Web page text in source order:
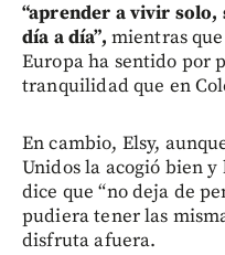
“aprender a vivir
día a día”, mientras
Europa ha sentido por
tranquilidad que en
En cambio, Elsy,
Unidos la acogió bien
dice que “no deja de
pudiera tener las
disfruta afuera.